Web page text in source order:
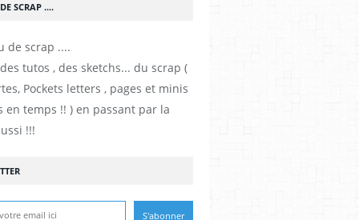
SCRAP ....
tutos , des sketchs... du scrap (
Pockets letters , pages et minis
en temps !! ) en passant par la
!!!